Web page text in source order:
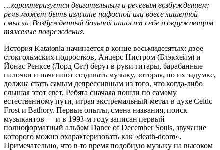
…характеризуется двигательным и речевым возбуждением;
речь может быть излишне пафосной или вовсе лишенной
смысла. Возбужденный больной наносит себе и окружающим
тяжелые повреждения.
История Katatonia начинается в конце восьмидесятых: двое
стокгольмских подростков, Андерс Нистром (Блэкхейм) и
Йонас Ренксе (Лорд Сет) берут в руки гитары, барабанные
палочки и начинают создавать музыку, которая, по их задумке,
должна стать самым депрессивным из того, что когда-либо
слышал этот свет. Ребята сначала пошли по самому
естественному пути, играя экстремальный метал в духе Celtic
Frost и Bathory. Первые опыты, смена названия, поиск
музыкантов — и в 1993-м году записан первый
полноформатный альбом Dance of December Souls, звучание
которого можно охарактеризовать как «death-doom».
Примечательно, что в то время подобную музыку на высоком